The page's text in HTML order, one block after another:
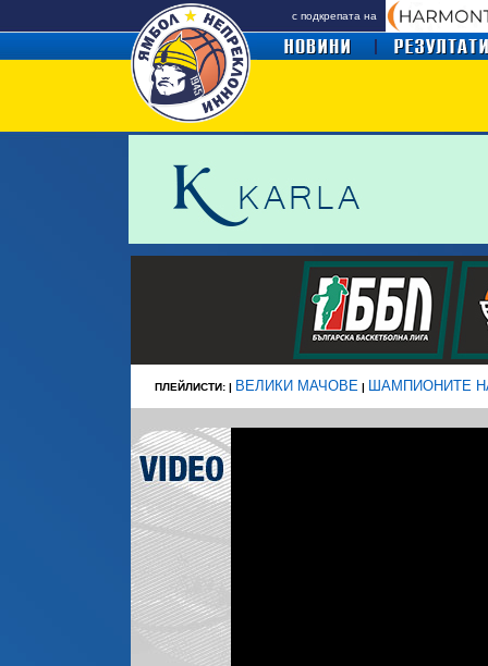
с подкрепата на
ПЛЕЙЛИСТИ: | ВЕЛИКИ МАЧОВЕ | ШАМПИОНИТЕ